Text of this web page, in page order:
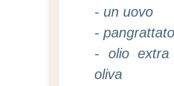
- un uovo
- pangrattato
- olio extra
oliva